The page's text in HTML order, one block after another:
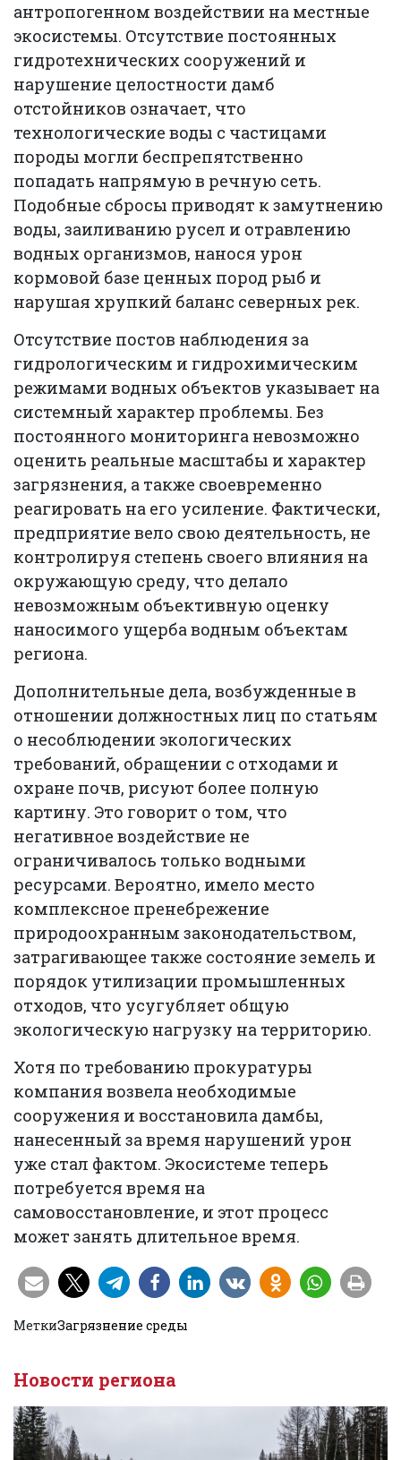
антропогенном воздействии на местные
экосистемы. Отсутствие постоянных
гидротехнических сооружений и
нарушение целостности дамб
отстойников означает, что
технологические воды с частицами
породы могли беспрепятственно
попадать напрямую в речную сеть.
Подобные сбросы приводят к замутнению
воды, заиливанию русел и отравлению
водных организмов, нанося урон
кормовой базе ценных пород рыб и
нарушая хрупкий баланс северных рек.
Отсутствие постов наблюдения за
гидрологическим и гидрохимическим
режимами водных объектов указывает на
системный характер проблемы. Без
постоянного мониторинга невозможно
оценить реальные масштабы и характер
загрязнения, а также своевременно
реагировать на его усиление. Фактически,
предприятие вело свою деятельность, не
контролируя степень своего влияния на
окружающую среду, что делало
невозможным объективную оценку
наносимого ущерба водным объектам
региона.
Дополнительные дела, возбужденные в
отношении должностных лиц по статьям
о несоблюдении экологических
требований, обращении с отходами и
охране почв, рисуют более полную
картину. Это говорит о том, что
негативное воздействие не
ограничивалось только водными
ресурсами. Вероятно, имело место
комплексное пренебрежение
природоохранным законодательством,
затрагивающее также состояние земель и
порядок утилизации промышленных
отходов, что усугубляет общую
экологическую нагрузку на территорию.
Хотя по требованию прокуратуры
компания возвела необходимые
сооружения и восстановила дамбы,
нанесенный за время нарушений урон
уже стал фактом. Экосистеме теперь
потребуется время на
самовосстановление, и этот процесс
может занять длительное время.
МеткиЗагрязнение среды
Новости региона